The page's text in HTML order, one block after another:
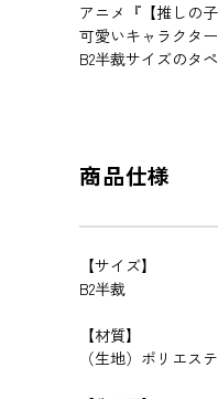
アニメ『【推しの
可愛いキャラクタ
B2半裁サイズのタ
商品仕様
【サイズ】
B2半裁
【材質】
（生地）ポリエス